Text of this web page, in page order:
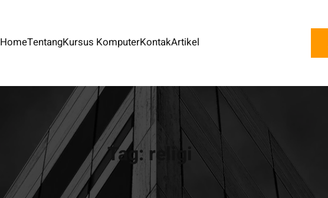
HomeTentangKursus KomputerKontakArtikel
Tag: religi